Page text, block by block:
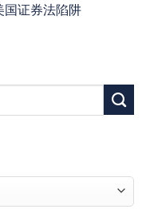
国证券法陷阱